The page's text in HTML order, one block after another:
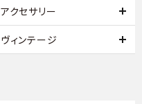
アクセサリー
ヴィンテージ